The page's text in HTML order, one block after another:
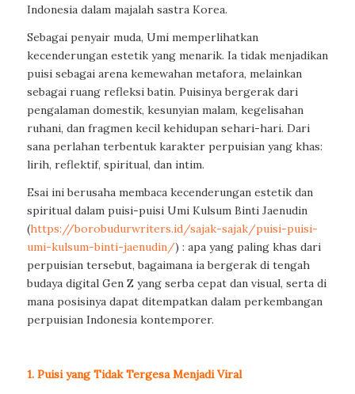
Indonesia dalam majalah sastra Korea.
Sebagai penyair muda, Umi memperlihatkan
kecenderungan estetik yang menarik. Ia tidak menjadikan
puisi sebagai arena kemewahan metafora, melainkan
sebagai ruang refleksi batin. Puisinya bergerak dari
pengalaman domestik, kesunyian malam, kegelisahan
ruhani, dan fragmen kecil kehidupan sehari-hari. Dari
sana perlahan terbentuk karakter perpuisian yang khas:
lirih, reflektif, spiritual, dan intim.
Esai ini berusaha membaca kecenderungan estetik dan
spiritual dalam puisi-puisi Umi Kulsum Binti Jaenudin
(https://borobudurwriters.id/sajak-sajak/puisi-puisi-
umi-kulsum-binti-jaenudin/) : apa yang paling khas dari
perpuisian tersebut, bagaimana ia bergerak di tengah
budaya digital Gen Z yang serba cepat dan visual, serta di
mana posisinya dapat ditempatkan dalam perkembangan
perpuisian Indonesia kontemporer.
1. Puisi yang Tidak Tergesa Menjadi Viral